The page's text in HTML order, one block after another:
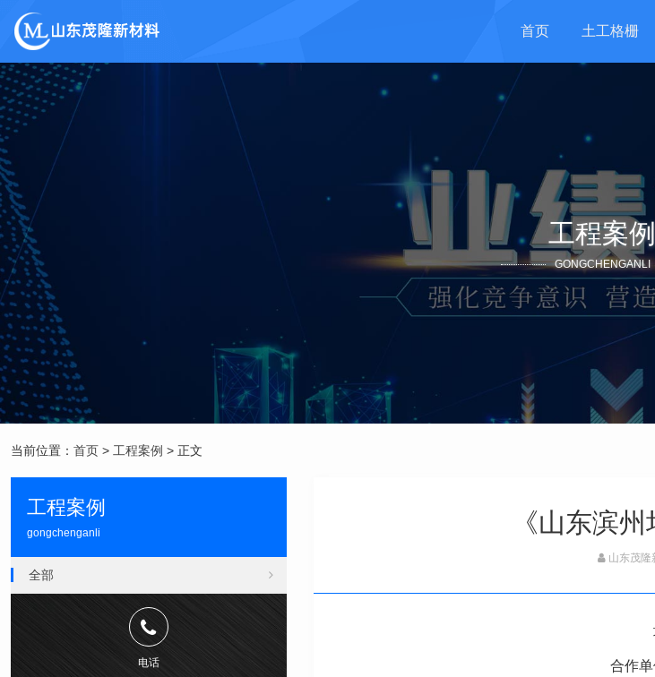
首页 土工格栅
工程案例
GONGCHENGANLI
当前位置： 首页 > 工程案例 > 正文
《山东滨
山东茂隆
合作
工程案例
gongchenganli
全部
电话